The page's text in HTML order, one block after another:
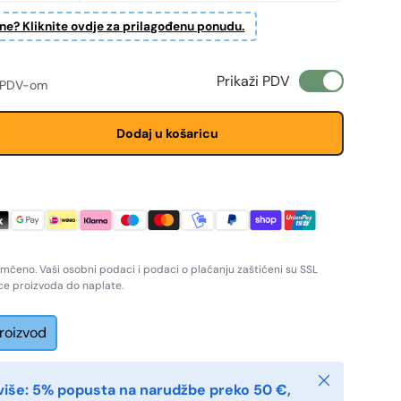
Kliknite ovdje za prilagođenu ponudu.
cijena
om Prikaži PDV
Dodaj u košaricu
Vaši osobni podaci i podaci o plaćanju zaštićeni su SSL
proizvoda do naplate.
5% popusta na narudžbe preko 50 €,
Zatvoriti